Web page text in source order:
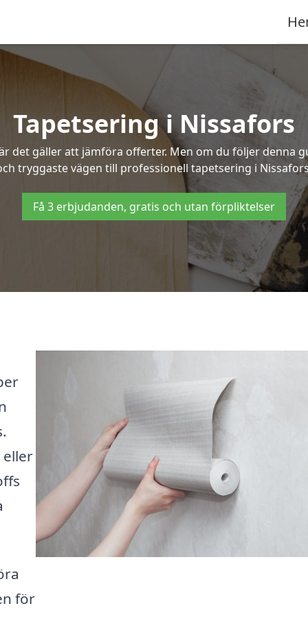
Tapetsering i Nissafors
det gäller att jämföra offerter. Men om du följer denna
tryggaste vägen till professionell tapetsering i
Få 3 erbjudanden, gratis och utan förpliktelser
eller
för